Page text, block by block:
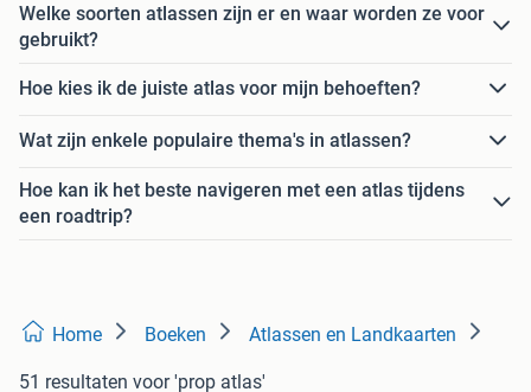
Welke soorten atlassen zijn er en waar worden ze voor
gebruikt?
Hoe kies ik de juiste atlas voor mijn behoeften?
Wat zijn enkele populaire thema's in atlassen?
Hoe kan ik het beste navigeren met een atlas tijdens
een roadtrip?
Home Boeken Atlassen en Landkaarten
51 resultaten voor 'prop atlas'